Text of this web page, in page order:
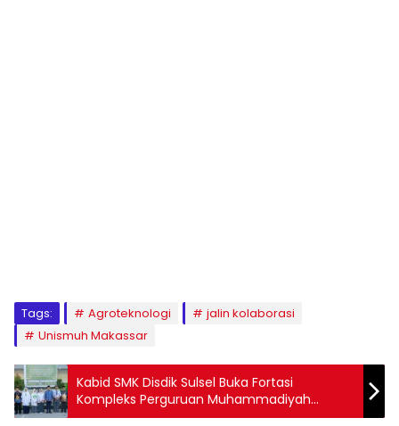
Tags: Agroteknologi
jalin kolaborasi
Unismuh Makassar
Kabid SMK Disdik Sulsel Buka Fortasi
Kompleks Perguruan Muhammadiyah
Cabang Makassar